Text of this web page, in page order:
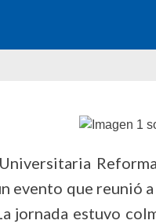
evento que reunió
jornada estuvo